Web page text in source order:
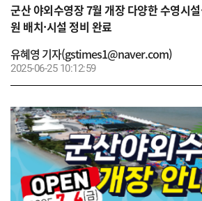
군산 야외수영장 7월 개장 다양한 수영시
원 배치·시설 정비 완료
유혜영 기자(gstimes1@naver.com)
2025-06-25 10:12:59